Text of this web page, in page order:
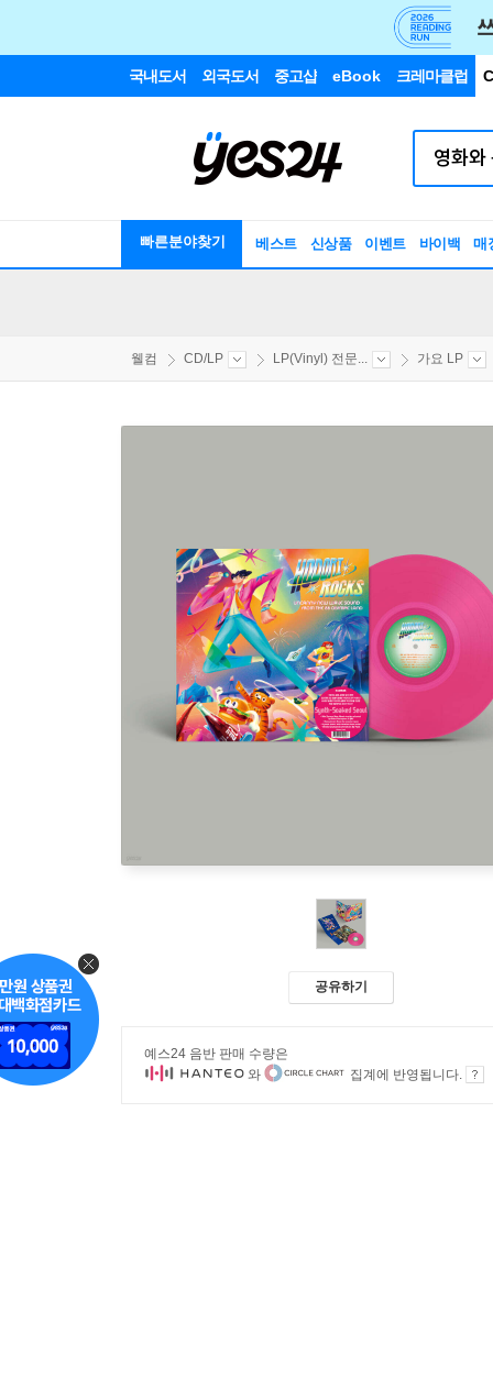
국내도서 외국도서 중고샵 eBook 크레마클럽
빠른분야찾기 베스트 신상품 이벤트 바이백 매
웰컴 CD/LP LP(Vinyl) 전문... 가요 LP
공유하기
예스24 음반 판매 수량은
와
집계에 반영됩니다.